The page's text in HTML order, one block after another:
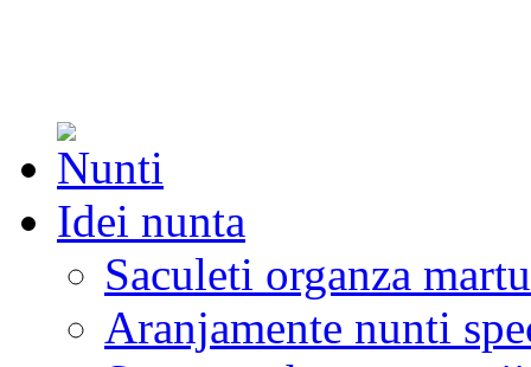
Idei nunta
Saculeti organza
Aranjamente nunti